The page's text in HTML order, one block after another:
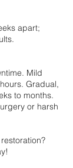
apart;
Mild
Gradual,
to months.
or harsh